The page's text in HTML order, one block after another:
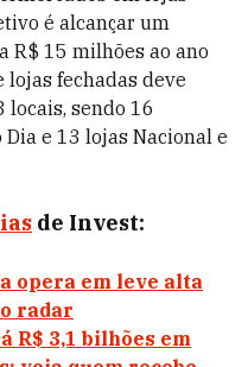
é alcançar um
R$ 15 milhões ao ano
lojas fechadas deve
sendo 16
e 13 lojas Nacional e
de Invest:
opera em leve alta
radar
R$ 3,1 bilhões em